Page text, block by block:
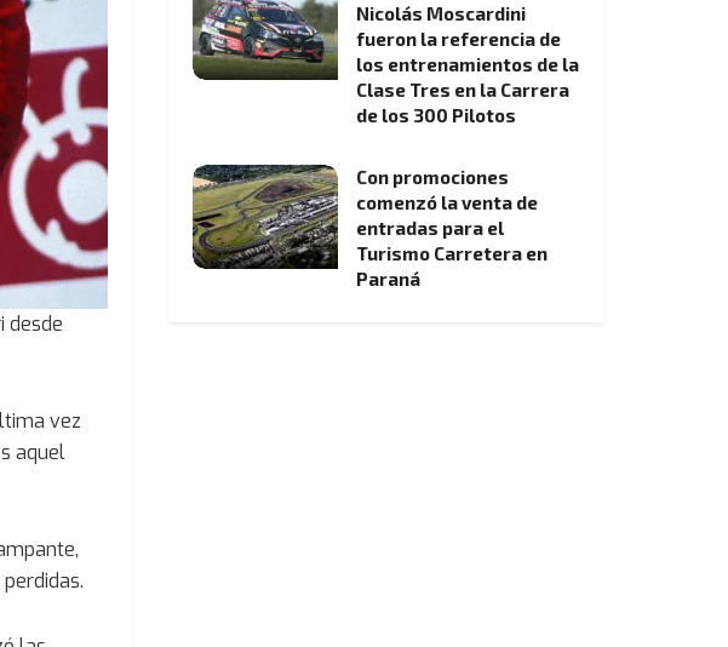
desde
vez
aquel
Nicolás Moscardini
fueron la referencia de
los entrenamientos de la
Clase Tres en la Carrera
de los 300 Pilotos
Con promociones
comenzó la venta de
entradas para el
Turismo Carretera en
Paraná